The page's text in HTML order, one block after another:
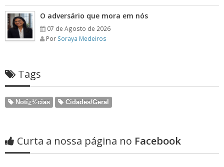
O adversário que mora em nós
07 de Agosto de 2026
Por Soraya Medeiros
Tags
Notï¿½cias Cidades/Geral
Curta a nossa página no Facebook